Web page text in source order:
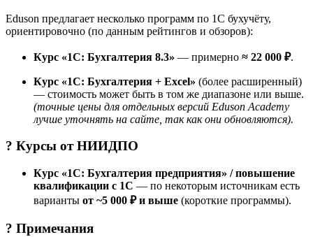
Eduson предлагает несколько программ по 1С бухучёту,
ориентировочно (по данным рейтингов и обзоров):
Курс «1С: Бухгалтерия 8.3» — примерно ≈ 22 000 ₽.
Курс «1С: Бухгалтерия + Excel» (более расширенный)
— стоимость может быть в том же диапазоне или выше.
(точные цены для отдельных версий Eduson Academy
лучше уточнять на сайте, так как они обновляются).
? Курсы отНИИДПО
Курс «1С: Бухгалтерия предприятия» / повышение
квалификации с 1С — по некоторым источникам есть
варианты от ~5 000 ₽ и выше (короткие программы).
? Примечания